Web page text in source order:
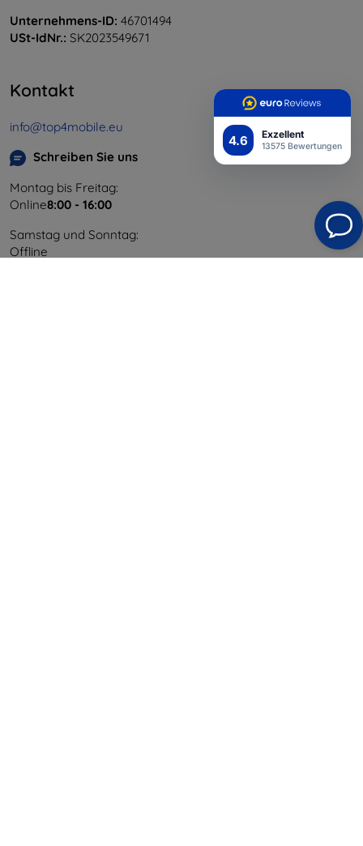
4.6 Exzellent
13575 Bewertungen
Unternehmens-ID: 46701494
USt-IdNr.: SK2023549671
Kontakt
info@top4mobile.eu
Schreiben Sie uns
Montag bis Freitag:
Online8:00 - 16:00
Samstag und Sonntag:
Offline